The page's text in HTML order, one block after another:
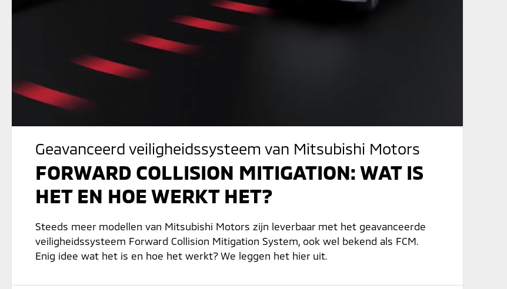
Geavanceerd veiligheidssysteem van Mitsubishi Motors
FORWARD COLLISION MITIGATION: WAT IS
HET EN HOE WERKT HET?
Steeds meer modellen van Mitsubishi Motors zijn leverbaar met het geavanceerde
veiligheidssysteem Forward Collision Mitigation System, ook wel bekend als FCM.
Enig idee wat het is en hoe het werkt? We leggen het hier uit.